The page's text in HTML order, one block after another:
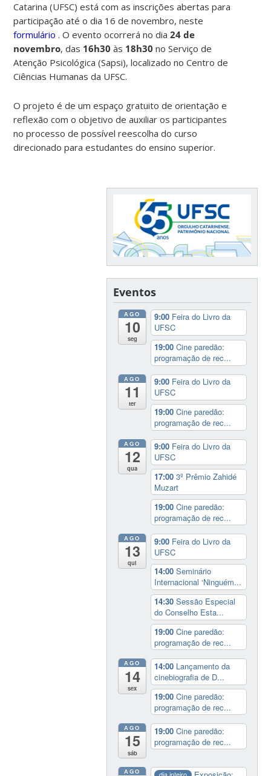
Catarina (UFSC) está comas inscrições abertas para
participação até o dia 16 de novembro, neste
formulário. O evento ocorrerá no dia24 de
novembro, das 16h30 às 18h30no Serviço de
Atenção Psicológica (Sapsi), localizado no Centro de
Ciências Humanas da UFSC.
O projeto é de um espaço gratuito de orientação e
reflexão com o objetivo de auxiliar os participantes
no processo de possível reescolha do curso
direcionado para estudantes do ensino superior.
Eventos
AGO
10
seg
9:00 Feira do Livro da
UFSC
19:00Cine paredão:
programação de rec...
AGO
11
ter
9:00 Feira do Livro da
UFSC
19:00Cine paredão:
programação de rec...
AGO
12
qua
9:00 Feira do Livro da
UFSC
17:003º Prêmio Zahidé
Muzart
19:00Cine paredão:
programação de rec...
AGO
13
qui
9:00 Feira do Livro da
UFSC
14:00Seminário
Internacional ‘Ninguém...
14:30Sessão Especial
do Conselho Esta...
19:00Cine paredão:
programação de rec...
AGO
14
sex
14:00 Lançamento da
cinebiografia de D...
19:00Cine paredão:
programação de rec...
AGO
15
sáb
19:00Cine paredão:
programação de rec...
AGO